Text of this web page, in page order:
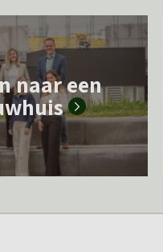
naar een